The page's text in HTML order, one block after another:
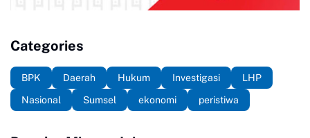
Categories
BPK Daerah Hukum Investigasi
LHP
Nasional
Sumsel ekonomi peristiwa